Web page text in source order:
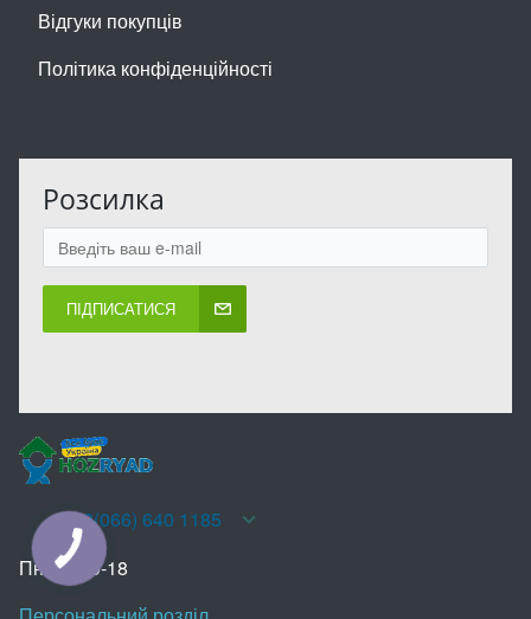
Відгуки покупців
Політика конфіденційності
Розсилка
ПІДПИСАТИСЯ
+38(066) 640 1185
Пн-Нд 10-18
КНОПКА
ЗВ'ЯЗКУ